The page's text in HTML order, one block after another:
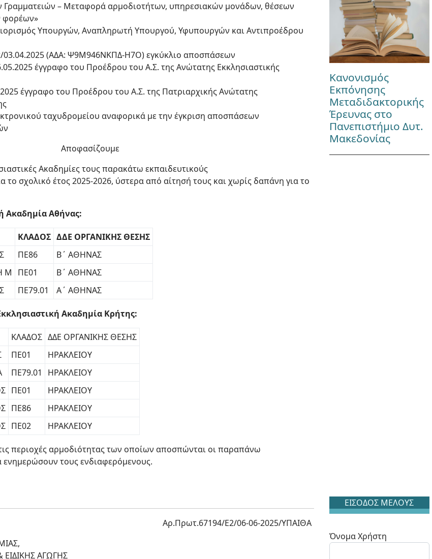
Γραμματειών – Μεταφορά αρμοδιοτήτων, υπηρεσιακών μονάδων, θέσεων
φορέων»
Υπουργών, Αναπληρωτή Υπουργού, Υφυπουργών και Αντιπροέδρου
03.04.2025 (ΑΔΑ: Ψ9Μ946ΝΚΠΔ-Η7Ο) εγκύκλιο αποσπάσεων
έγγραφο του Προέδρου του Α.Σ. της Ανώτατης Εκκλησιαστικής
έγγραφο του Προέδρου του Α.Σ. της Πατριαρχικής Ανώτατης
ταχυδρομείου αναφορικά με την έγκριση αποσπάσεων
Αποφασίζουμε
Ακαδημίες τους παρακάτω εκπαιδευτικούς
το σχολικό έτος 2025-2026, ύστερα από αίτησή τους και χωρίς δαπάνη για το
Ακαδημία Αθήνας:
ΚΛΑΔΟΣ ΔΔΕ ΟΡΓΑΝΙΚΗΣ ΘΕΣΗΣ
ΠΕ86
Β΄ ΑΘΗΝΑΣ
Μ ΠΕ01
Β΄ ΑΘΗΝΑΣ
ΠΕ79.01 Α΄ ΑΘΗΝΑΣ
Ακαδημία Κρήτης:
ΚΛΑΔΟΣ ΔΔΕ ΟΡΓΑΝΙΚΗΣ ΘΕΣΗΣ
ΠΕ01
ΗΡΑΚΛΕΙΟΥ
ΠΕ79.01
ΗΡΑΚΛΕΙΟΥ
ΠΕ01
ΗΡΑΚΛΕΙΟΥ
ΠΕ86
ΗΡΑΚΛΕΙΟΥ
ΠΕ02 ΗΡΑΚΛΕΙΟΥ
περιοχές αρμοδιότητας των οποίων αποσπώνται οι παραπάνω
ενημερώσουν τους ενδιαφερόμενους.
Αρ.Πρωτ.67194/Ε2/06-06-2025/ΥΠΑΙΘΑ
ΑΓΩΓΗΣ
Κανονισμός
Εκπόνησης
Μεταδιδακτορικής
Έρευνας στο
Πανεπιστήμιο Δυτ.
Μακεδονίας
ΕΙΣΟΔΟΣ ΜΕΛΟΥΣ
Όνομα Χρήστη